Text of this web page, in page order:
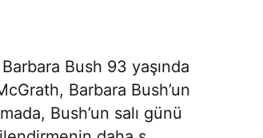
Bush 93 yaşında
Barbara Bush’un
Bush’un salı günü